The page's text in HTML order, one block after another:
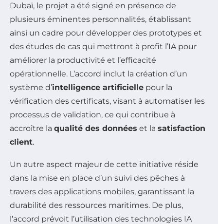
Dubaï, le projet a été signé en présence de
plusieurs éminentes personnalités, établissant
ainsi un cadre pour développer des prototypes et
des études de cas qui mettront à profit l’IA pour
améliorer la productivité et l’efficacité
opérationnelle. L’accord inclut la création d’un
système d’intelligence artificielle pour la
vérification des certificats, visant à automatiser les
processus de validation, ce qui contribue à
accroître la qualité des données et la satisfaction
client.
Un autre aspect majeur de cette initiative réside
dans la mise en place d’un suivi des pêches à
travers des applications mobiles, garantissant la
durabilité des ressources maritimes. De plus,
l’accord prévoit l’utilisation des technologies IA